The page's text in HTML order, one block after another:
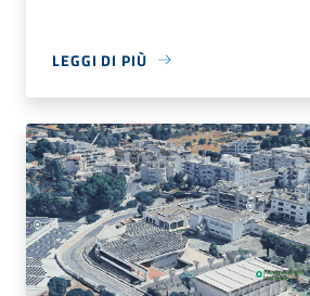
LEGGI DI PIÙ